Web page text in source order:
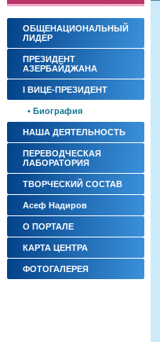
ОБЩЕНАЦИОНАЛЬНЫЙ
ЛИДЕР
ПРЕЗИДЕНТ
АЗЕРБАЙДЖАНА
I ВИЦЕ-ПРЕЗИДЕНТ
• Биография
НАША ДЕЯТЕЛЬНОСТЬ
ПЕРЕВОДЧЕСКАЯ
ЛАБОРАТОРИЯ
ТВОРЧЕСКИЙ СОСТАВ
Асеф Надиров
О ПОРТАЛЕ
КАРТА ЦЕНТРА
ФОТОГАЛЕРЕЯ